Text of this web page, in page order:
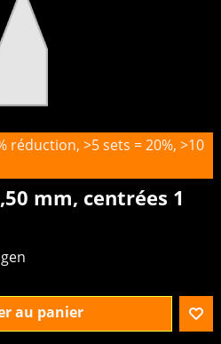
réduction, >5 sets = 20%, >10
mm, centrées 1
au panier